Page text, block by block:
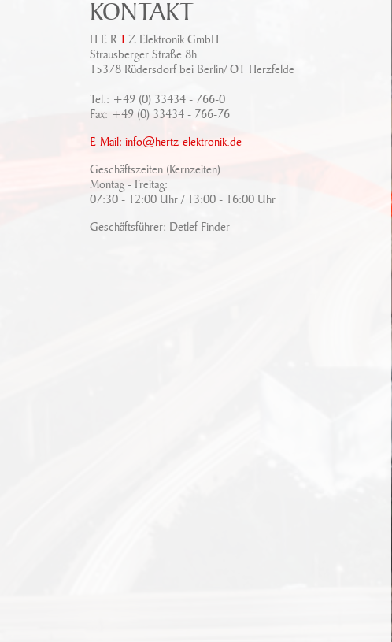
KONTAKT
H.E.R.T.Z Elektronik GmbH
Strausberger Straße 8h
15378 Rüdersdorf bei Berlin/ OT Herzfelde
Tel.: +49 (0) 33434 - 766-0
Fax: +49 (0) 33434 - 766-76
E-Mail: info@hertz-elektronik.de
Geschäftszeiten (Kernzeiten)
Montag - Freitag:
07:30 - 12:00 Uhr / 13:00 - 16:00 Uhr
Geschäftsführer: Detlef Finder